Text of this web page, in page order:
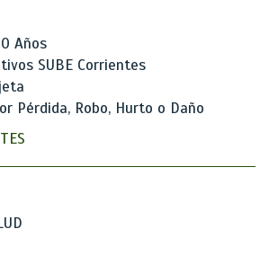
Años
SUBE Corrientes
Pérdida, Robo, Hurto o Daño